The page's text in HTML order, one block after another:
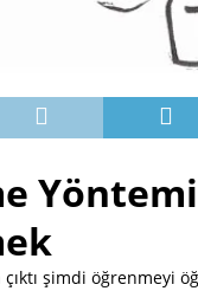
şimdi öğrenmeyi